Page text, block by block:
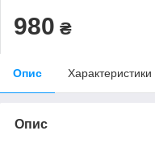
980 ₴
Опис Характеристики
Опис